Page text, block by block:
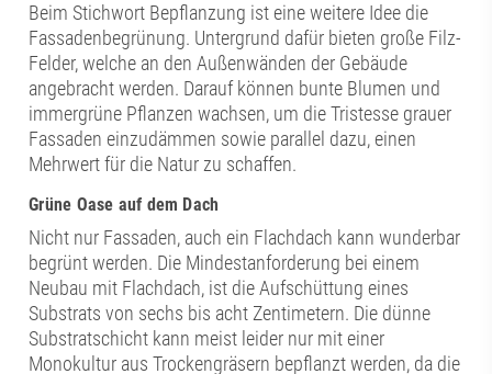
Beim Stichwort Bepflanzung ist eine weitere Idee die
Fassadenbegrünung. Untergrund dafür bieten große Filz-
Felder, welche an den Außenwänden der Gebäude
angebracht werden. Darauf können bunte Blumen und
immergrüne Pflanzen wachsen, um die Tristesse grauer
Fassaden einzudämmen sowie parallel dazu, einen
Mehrwert für die Natur zu schaffen.
Grüne Oase auf dem Dach
Nicht nur Fassaden, auch ein Flachdach kann wunderbar
begrünt werden. Die Mindestanforderung bei einem
Neubau mit Flachdach, ist die Aufschüttung eines
Substrats von sechs bis acht Zentimetern. Die dünne
Substratschicht kann meist leider nur mit einer
Monokultur aus Trockengräsern bepflanzt werden, da die